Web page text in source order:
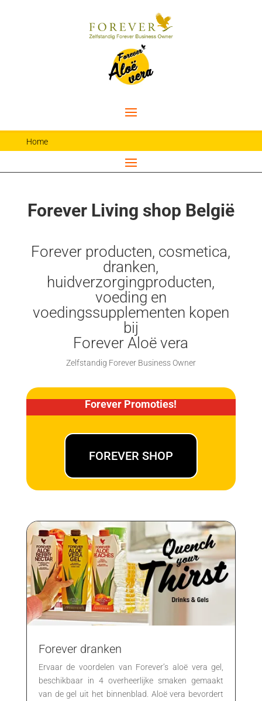
Home
Forever Living shop België
Forever producten, cosmetica,
dranken,
huidverzorgingproducten,
voeding en
voedingssupplementen kopen
bij
Forever Aloë vera
Zelfstandig Forever Business Owner
Forever Promoties!
FOREVER SHOP
Forever dranken
Ervaar de voordelen van Forever’s aloë vera gel,
beschikbaar in 4 overheerlijke smaken gemaakt
van de gel uit het binnenblad. Aloë vera bevordert